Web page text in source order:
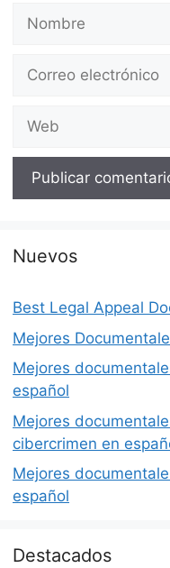
Nombre
Correo
Web
Nuevos
Best Legal Appeal
Mejores
Mejores
español
Mejores
cibercrimen en
Mejores
español
Destacados